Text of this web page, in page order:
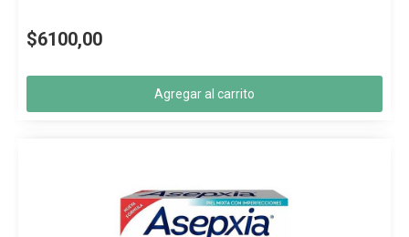
$6100,00
Agregar al carrito